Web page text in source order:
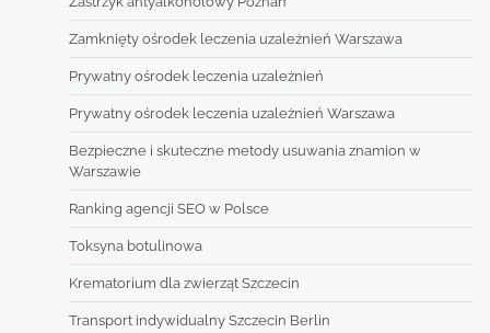
Zamknięty ośrodek leczenia uzależnień Warszawa
Prywatny ośrodek leczenia uzależnień
Prywatny ośrodek leczenia uzależnień Warszawa
Bezpieczne i skuteczne metody usuwania znamion w
Warszawie
Ranking agencji SEO w Polsce
Toksyna botulinowa
Krematorium dla zwierząt Szczecin
Transport indywidualny Szczecin Berlin